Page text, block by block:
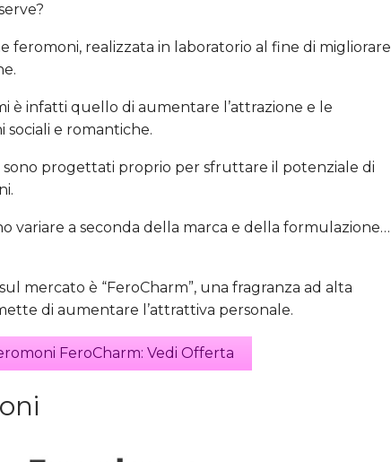
feromoni, realizzata in laboratorio al fine di migliorare
è infatti quello di aumentare l’attrazione e le
sociali e romantiche.
sono progettati proprio per sfruttare il potenziale di
variare a seconda della marca e della formulazione…
mercato è “FeroCharm”, una fragranza ad alta
di aumentare l’attrattiva personale.
FeroCharm: Vedi Offerta